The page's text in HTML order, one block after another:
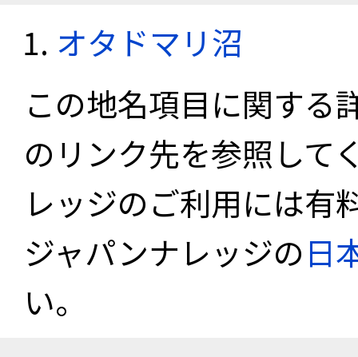
オタドマリ沼
この地名項目に関する
のリンク先を参照して
レッジのご利用には有
ジャパンナレッジの日
い。